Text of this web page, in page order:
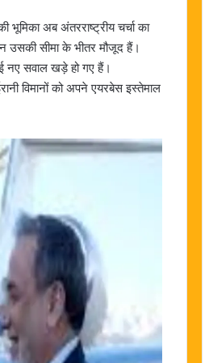
भूमिका अब अंतरराष्ट्रीय चर्चा का
उसकी सीमा के भीतर मौजूद हैं।
नए सवाल खड़े हो गए हैं।
विमानों को अपने एयरबेस इस्तेमाल